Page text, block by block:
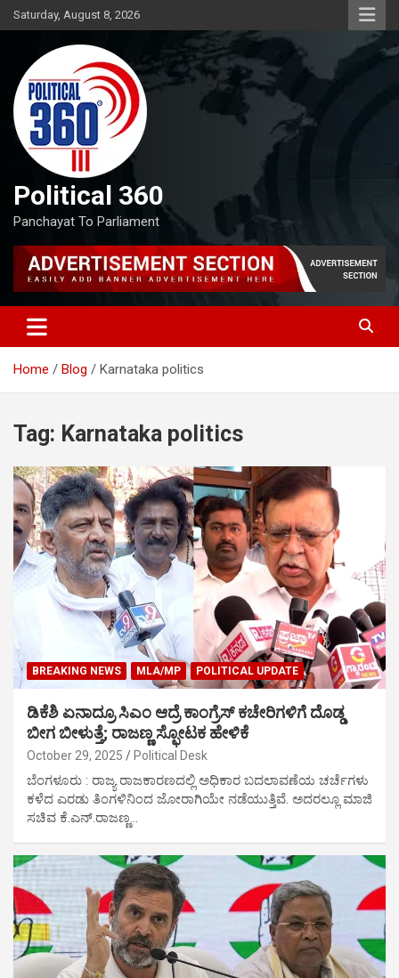
Skip
to
Saturday, August 8, 2026
Political 360
Panchayat To Parliament
Home Blog Karnataka politics
Tag: Karnataka politics
BREAKING NEWS MLA/MP POLITICAL UPDATE
ಡಿಕೆಶಿ ಏನಾದ್ರೂ ಸಿಎಂ ಆದ್ರೆ ಕಾಂಗ್ರೆಸ್‌ ಕಚೇರಿಗಳಿಗೆ ದೊಡ್ಡ
ಬೀಗ ಬೀಳುತ್ತೆ; ರಾಜಣ್ಣ ಸ್ಫೋಟಕ ಹೇಳಿಕೆ
October 29, 2025 Political Desk
ಬೆಂಗಳೂರು : ರಾಜ್ಯ ರಾಜಕಾರಣದಲ್ಲಿ ಅಧಿಕಾರ ಬದಲಾವಣೆಯ ಚರ್ಚೆಗಳು
ಕಳೆದ ಎರಡು ತಿಂಗಳಿನಿಂದ ಜೋರಾಗಿಯೇ ನಡೆಯುತ್ತಿವೆ. ಅದರಲ್ಲೂ ಮಾಜಿ
ಸಚಿವ ಕೆ.ಎನ್‌.ರಾಜಣ್ಣ…